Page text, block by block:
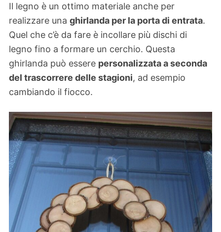
Il legno è un ottimo materiale anche per
realizzare una ghirlanda per la porta di entrata.
Quel che c’è da fare è incollare più dischi di
legno fino a formare un cerchio. Questa
ghirlanda può essere personalizzata a seconda
del trascorrere delle stagioni, ad esempio
cambiando il fiocco.